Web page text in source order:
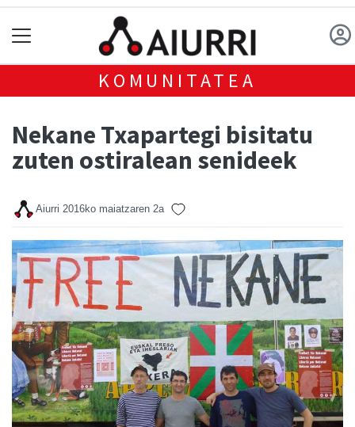
KOMUNITATEA
Nekane Txapartegi bisitatu
zuten ostiralean senideek
Aiurri 2016ko maiatzaren 2a